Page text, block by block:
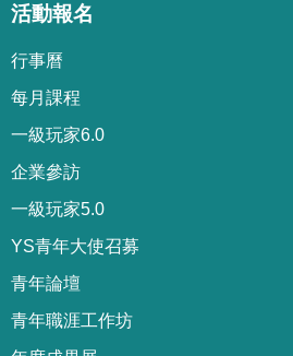
活動報名
行事曆
每月課程
一級玩家6.0
企業參訪
一級玩家5.0
YS青年大使召募
青年論壇
青年職涯工作坊